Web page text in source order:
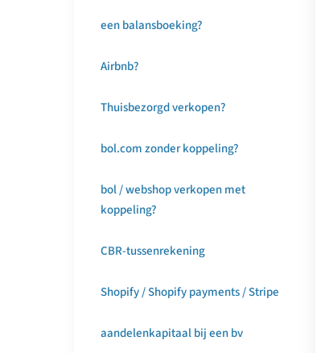
een balansboeking?
Airbnb?
Thuisbezorgd verkopen?
bol.com zonder koppeling?
bol / webshop verkopen met
koppeling?
CBR-tussenrekening
Shopify / Shopify payments / Stripe
aandelenkapitaal bij een bv